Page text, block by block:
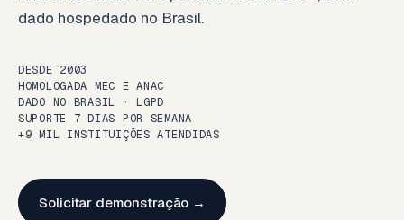
dado hospedado no Brasil.
DESDE 2003
HOMOLOGADA MEC E ANAC
DADO NO BRASIL · LGPD
SUPORTE 7 DIAS POR SEMANA
+9 MIL INSTITUIÇÕES ATENDIDAS
Solicitar demonstração →